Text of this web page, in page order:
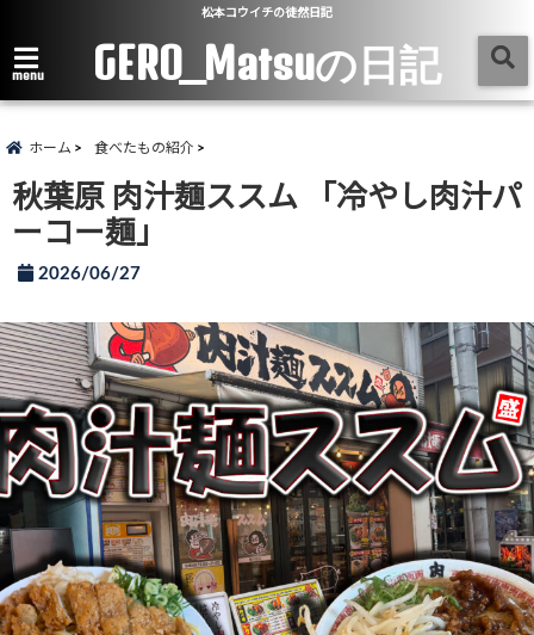
松本コウイチの徒然日記
menu GERO_Matsuの日記
ホーム 食べたもの紹介
秋葉原 肉汁麺ススム 「冷やし肉汁パ
ーコー麺」
2026/06/27